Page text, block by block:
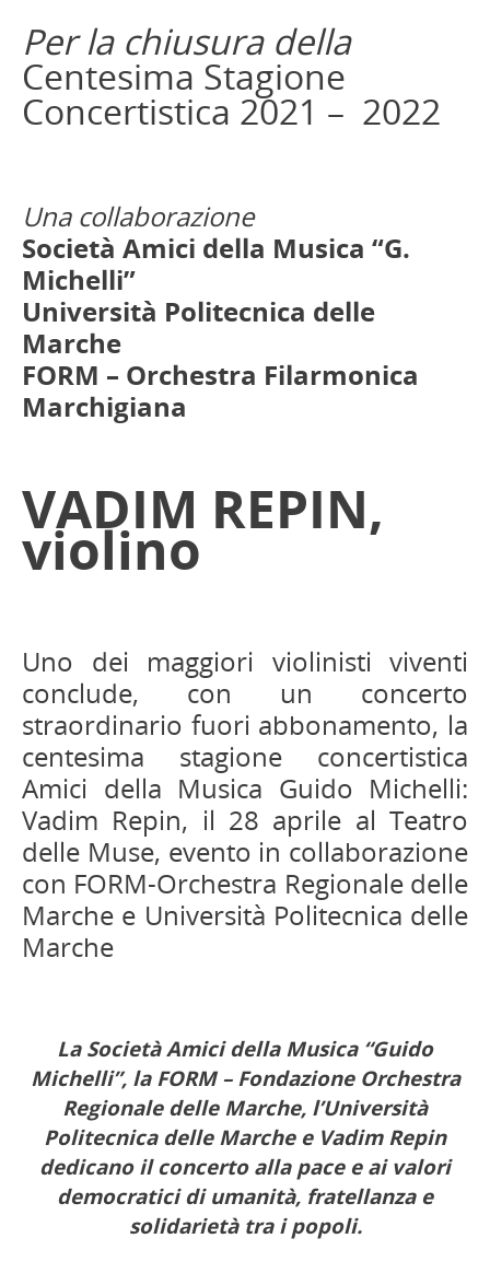
Per la chiusura della
Centesima Stagione
Concertistica 2021 – 2022
Una collaborazione
Società Amici della Musica “G.
Michelli”
Università Politecnica delle
Marche
FORM – Orchestra Filarmonica
Marchigiana
VADIM REPIN,
violino
Uno dei maggiori violinisti viventi
conclude, con un concerto
straordinario fuori abbonamento, la
centesima stagione concertistica
Amici della Musica Guido Michelli:
Vadim Repin, il 28 aprile al Teatro
delle Muse, evento in collaborazione
con FORM-Orchestra Regionale delle
Marche e Università Politecnica delle
Marche
La Società Amici della Musica “Guido
Michelli”, la FORM – Fondazione Orchestra
Regionale delle Marche, l’Università
Politecnica delle Marche e Vadim Repin
dedicano il concerto alla pace e ai valori
democratici di umanità, fratellanza e
solidarietà tra i popoli.